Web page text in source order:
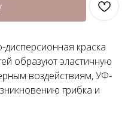
краска
образуют эластичную
воздействиям, УФ-
грибка и